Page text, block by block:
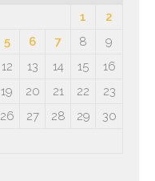
1
2
5 6 7 8
9
12 13 14 15
16
19 20 21 22
23
26 27 28 29
30